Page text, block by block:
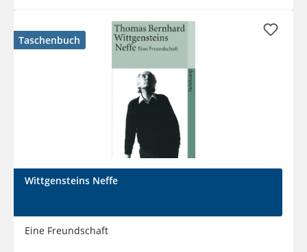
Taschenbuch
Wittgensteins Neffe
Eine Freundschaft